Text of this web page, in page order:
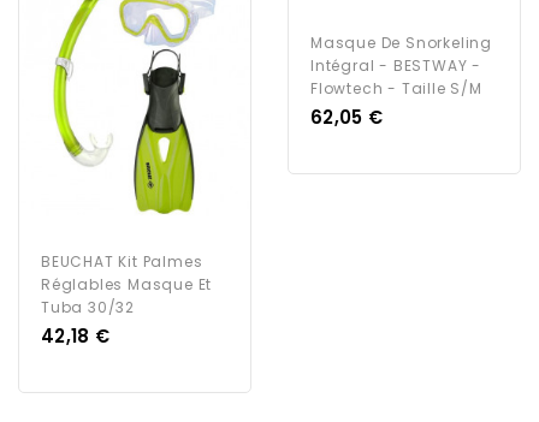
BEUCHAT Kit Palmes
Réglables Masque Et
Tuba 30/32
Prix
42,18 €
Masque De Snorkeling
Intégral - BESTWAY -
Flowtech - Taille S/M
Prix
62,05 €